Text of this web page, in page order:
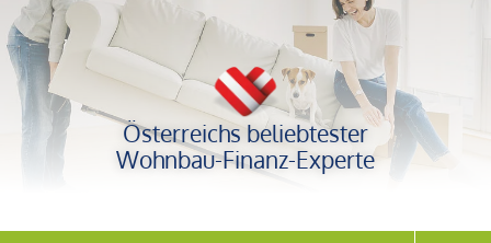
Österreichs beliebtester
Wohnbau-Finanz-Experte